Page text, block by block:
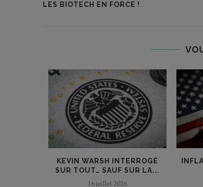
LES BIOTECH EN FORCE !
KEVIN WARSH INTERROGÉ
SUR TOUT… SAUF SUR LA...
16 juillet 2026